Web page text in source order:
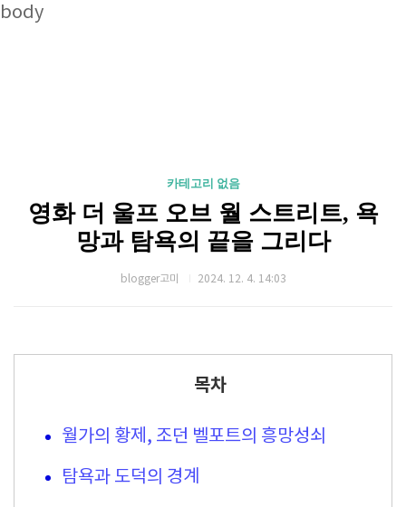
body
카테고리 없음
영화 더 울프 오브 월 스트리트, 욕
망과 탐욕의 끝을 그리다
blogger고미 2024. 12. 4. 14:03
목차
월가의 황제, 조던 벨포트의 흥망성쇠
탐욕과 도덕의 경계